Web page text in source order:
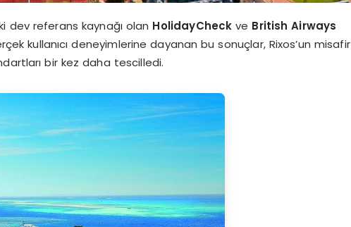
dev referans kaynağı olan HolidayCheck ve British Airways
kullanıcı deneyimlerine dayanan bu sonuçlar, Rixos’un misafir
bir kez daha tescilledi.